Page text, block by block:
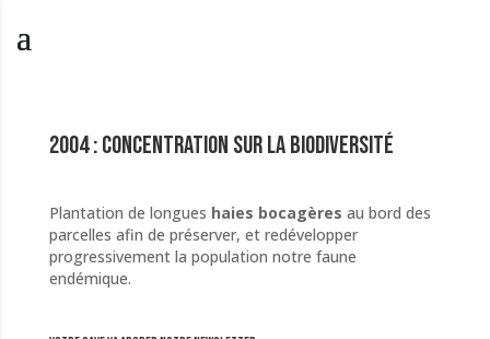
2004 : Concentration sur la biodiversité
Plantation de longues haies bocagères au bord des
parcelles afin de préserver, et redévelopper
progressivement la population notre faune
endémique.